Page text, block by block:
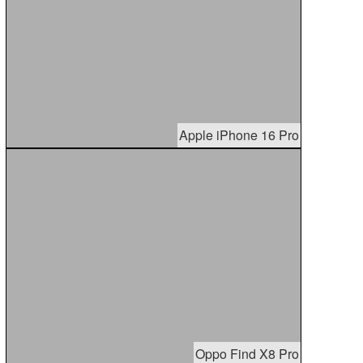
Apple iPhone 16 Pro
Oppo Find X8 Pro